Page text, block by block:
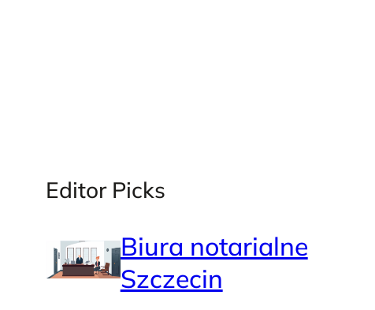
Editor Picks
Biura notarialne
Szczecin